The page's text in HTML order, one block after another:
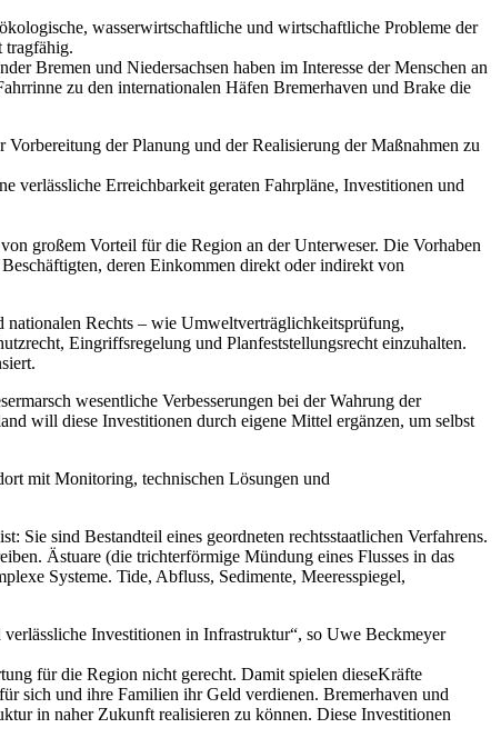
wasserwirtschaftliche und wirtschaftliche Probleme der
tragfähig.
Bremen und Niedersachsen haben im Interesse der Menschen an
zu den internationalen Häfen Bremerhaven und Brake die
der Planung und der Realisierung der Maßnahmen zu
verlässliche Erreichbarkeit geraten Fahrpläne, Investitionen und
großem Vorteil für die Region an der Unterweser. Die Vorhaben
deren Einkommen direkt oder indirekt von
nationalen Rechts – wie Umweltverträglichkeitsprüfung,
Eingriffsregelung und Planfeststellungsrecht einzuhalten.
wesentliche Verbesserungen bei der Wahrung der
will diese Investitionen durch eigene Mittel ergänzen, um selbst
mit Monitoring, technischen Lösungen und
sind Bestandteil eines geordneten rechtsstaatlichen Verfahrens.
Ästuare (die trichterförmige Mündung eines Flusses in das
Systeme. Tide, Abfluss, Sedimente, Meeresspiegel,
Investitionen in Infrastruktur“, so Uwe Beckmeyer
für die Region nicht gerecht. Damit spielen dieseKräfte
sich und ihre Familien ihr Geld verdienen. Bremerhaven und
in naher Zukunft realisieren zu können. Diese Investitionen